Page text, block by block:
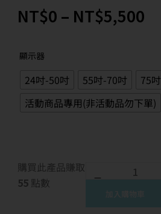
NT$0 – NT$5,500
顯示器
24吋-50吋 55吋-70吋 75吋
活動商品專用(非活動品勿下單)
購買此產品賺取
55 點數